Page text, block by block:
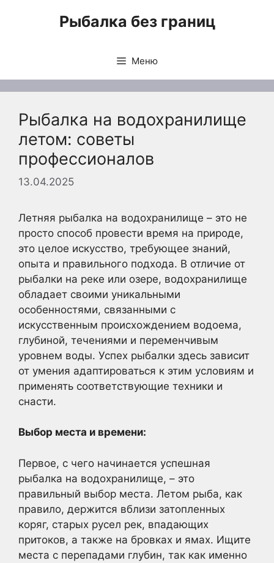
Рыбалка без границ
Меню
Рыбалка на водохранилище
летом: советы
профессионалов
13.04.2025
Летняя рыбалка на водохранилище – это не
просто способ провести время на природе,
это целое искусство, требующее знаний,
опыта и правильного подхода. В отличие от
рыбалки на реке или озере, водохранилище
обладает своими уникальными
особенностями, связанными с
искусственным происхождением водоема,
глубиной, течениями и переменчивым
уровнем воды. Успех рыбалки здесь зависит
от умения адаптироваться к этим условиям и
применять соответствующие техники и
снасти.
Выбор места и времени:
Первое, с чего начинается успешная
рыбалка на водохранилище, – это
правильный выбор места. Летом рыба, как
правило, держится вблизи затопленных
коряг, старых русел рек, впадающих
притоков, а также на бровках и ямах. Ищите
места с перепадами глубин, так как именно